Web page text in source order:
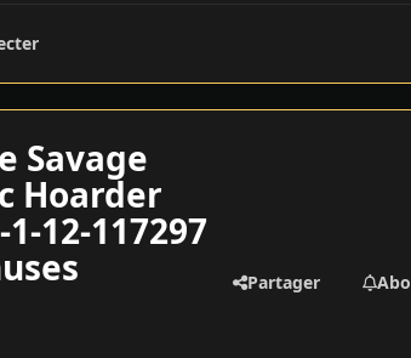
Savage
Hoarder
12-117297
Partager